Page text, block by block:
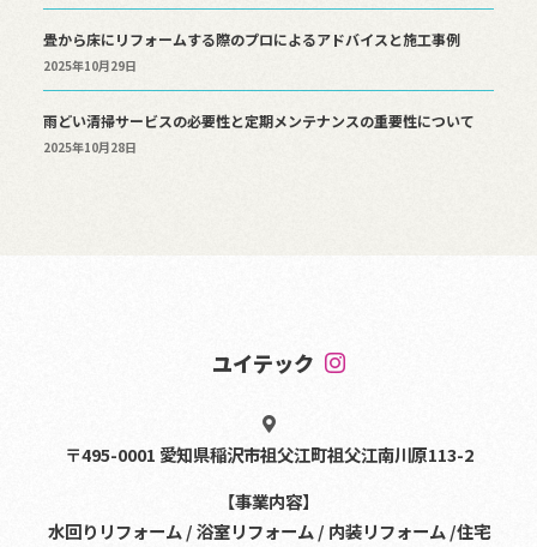
畳から床にリフォームする際のプロによるアドバイスと施工事例
2025年10月29日
雨どい清掃サービスの必要性と定期メンテナンスの重要性について
2025年10月28日
ユイテック
〒495-0001 愛知県稲沢市祖父江町祖父江南川原113-2
【事業内容】
水回りリフォーム / 浴室リフォーム / 内装リフォーム /住宅